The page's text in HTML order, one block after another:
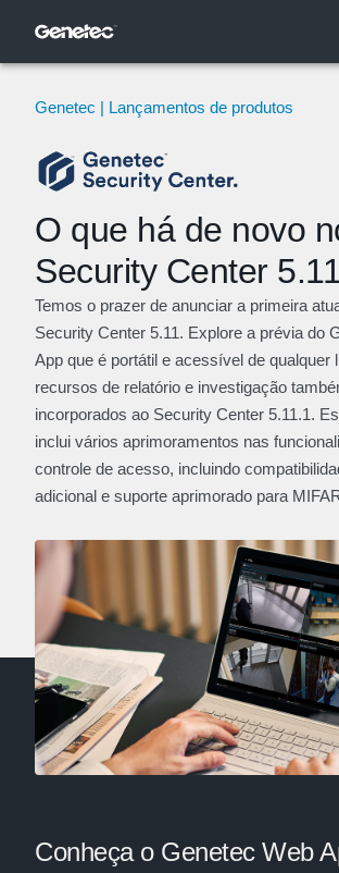
Genetec | Lançamentos de produtos
O que há de novo
Security Center
Temos o prazer de anunciar a primeira
Security Center 5.11. Explore a prévia do
App que é portátil e acessível de qualquer
recursos de relatório e investigação
incorporados ao Security Center 5.11.1.
inclui vários aprimoramentos nas
controle de acesso, incluindo
adicional e suporte aprimorado para
Conheça o Genetec Web